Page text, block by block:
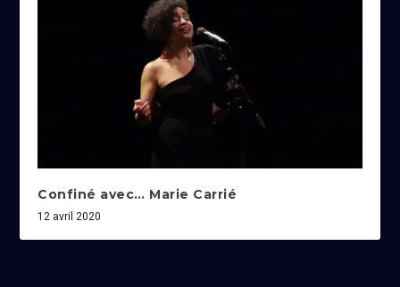
Confiné avec… Marie Carrié
12 avril 2020